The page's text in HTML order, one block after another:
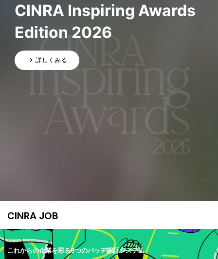
CINRA Inspiring Awards
Edition 2026
詳しくみる
CINRA JOB
これからの企業を彩る9つのバッヂ認証システム